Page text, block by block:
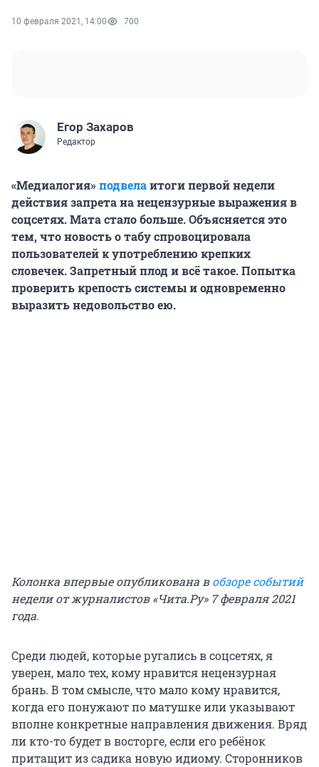
10 февраля 2021, 14:00 700
Егор Захаров
Редактор
«Медиалогия»подвелаитоги первой недели
действия запрета на нецензурные выражения в
соцсетях. Мата стало больше. Объясняется это
тем, что новость о табу спровоцировала
пользователей к употреблению крепких
словечек. Запретный плод и всё такое. Попытка
проверить крепость системы и одновременно
выразить недовольство ею.
Колонка впервые опубликована вобзоре событий
недели от журналистов «Чита.Ру» 7 февраля 2021
года.
Среди людей, которые ругались в соцсетях, я
уверен, мало тех, кому нравится нецензурная
брань. В том смысле, что мало кому нравится,
когда его понужают по матушке или указывают
вполне конкретные направления движения. Вряд
ли кто-то будет в восторге, если его ребёнок
притащит из садика новую идиому. Сторонников